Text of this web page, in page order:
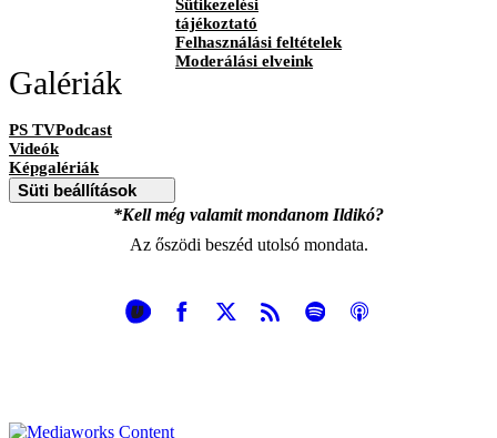
Sütikezelési
tájékoztató
Felhasználási feltételek
Moderálási elveink
Galériák
PS TVPodcast
Videók
Képgalériák
Süti beállítások
*Kell még valamit mondanom Ildikó?
Az őszödi beszéd utolsó mondata.